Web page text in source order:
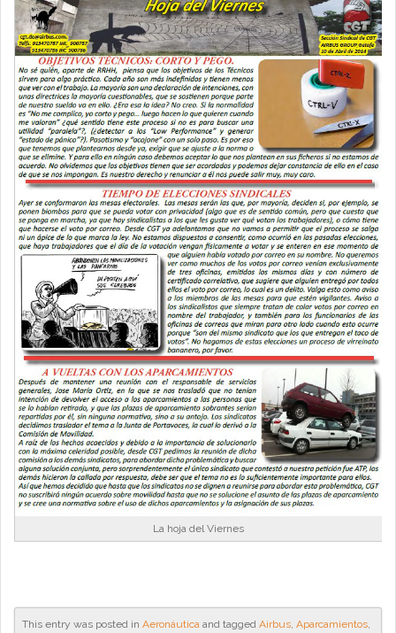
La hoja del Viernes
This entry was posted in Aeronáutica and tagged Airbus Aparcamientos